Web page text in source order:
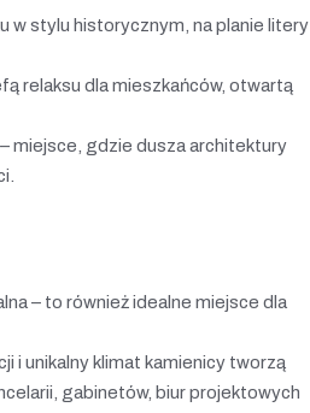
w stylu historycznym, na planie litery
relaksu dla mieszkańców, otwartą
miejsce, gdzie dusza architektury
– to również idealne miejsce dla
i unikalny klimat kamienicy tworzą
gabinetów, biur projektowych